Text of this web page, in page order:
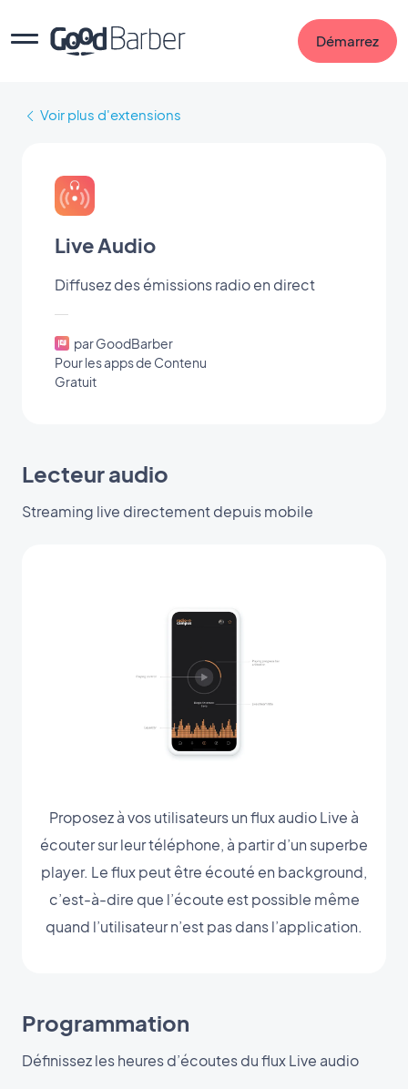
Démarrez
Voir plus d'extensions
Live Audio
Diffusez des émissions radio en direct
par GoodBarber
Pour les apps de Contenu
Gratuit
Lecteur audio
Streaming live directement depuis mobile
Proposez à vos utilisateurs un flux audio Live à
écouter sur leur téléphone, à partir d’un superbe
player. Le flux peut être écouté en background,
c’est-à-dire que l’écoute est possible même
quand l’utilisateur n’est pas dans l’application.
Programmation
Définissez les heures d’écoutes du flux Live audio